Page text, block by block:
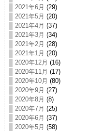
2021年6月 (29)
2021年5月 (20)
2021年4月 (37)
2021年3月 (34)
2021年2月 (28)
2021年1月 (20)
2020年12月 (16)
2020年11月 (17)
2020年10月 (80)
2020年9月 (27)
2020年8月 (8)
2020年7月 (25)
2020年6月 (37)
2020年5月 (58)